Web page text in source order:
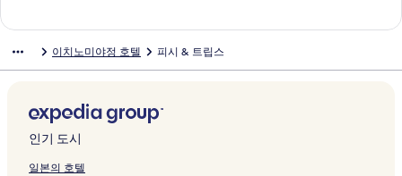
t
이
지
를
여
m
p
o
u
n
d
이
지
는
링
크
는
링
h
o
m
i
y
u
r
i
I
c
페
를
여
는
링
m
i
i
e
페
이
O
O
M
O
R
b
a
페
이
지
크
m
i
페
이
지
를
지
를
링
크
u
페
이
지
를
k
i
페
이
지
u
지
를
여
는
m
H
o
s
t
e
e
a
s
i
i
o
t
a
k
G
a
x
y
페
이
'
o
u
s
e
이치노미야정 호텔 피시 & 트립스
인기 도시
일본의 호텔